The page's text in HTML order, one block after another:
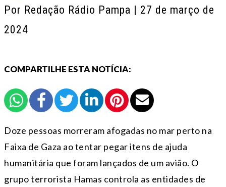
Por Redação Rádio Pampa | 27 de março de
2024
COMPARTILHE ESTA NOTÍCIA:
Doze pessoas morreram afogadas no mar perto na
Faixa de Gaza ao tentar pegar itens de ajuda
humanitária que foram lançados de um avião. O
grupo terrorista Hamas controla as entidades de